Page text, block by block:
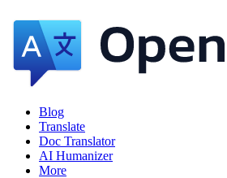
Blog
Translate
Doc Translator
AI Humanizer
More